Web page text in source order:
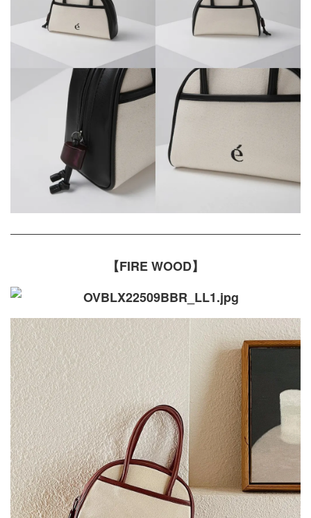
【FIRE WOOD】